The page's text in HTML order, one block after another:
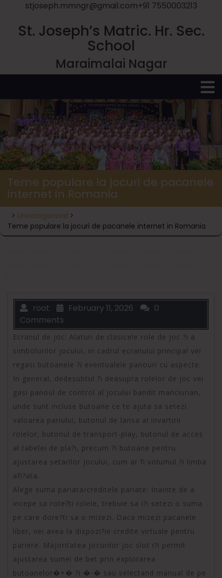
stjoseph.mmngr@gmail.com+91 7550003213
St. Joseph’s Matric. Hr. Sec.
School
Maraimalai Nagar
Teme populare la jocuri de pacanele
internet in Romania
> Uncategorized >
Teme populare la jocuri de pacanele internet in Romania
root February 11, 2026
0
Comments
Ecranul de joc: Alaturi de clasicele role de joc ?i a
simbolurilor jocului, in cadrul ecranului principal vei
regasi butoanele ?i eventualele panouri cu aspecte.
In general, dedesubtul ?i deasupra rolelor de joc vei
gasi panoul de control al jocului bandit manciurian,
unde sunt incluse butoane ce te ajuta sa setezi
valoarea pariului, butonul de lansa al invartirii
rolelor, butonul de transport-play, butonul de acces
al tabelei de pla?i, precum ?i butoane pentru
ajustarea setarilor jocului, cum ar fi volumul ?i limba
afi?ata.
Alege suma pariata/creditele pariate: Inainte de a
incepe sa rote?ti rolele, trebuie sa i?i setezi o suma
pe care dore?ti sa o mizezi. Daca mizezi pacanele
liber, vei avea la dispozi?ie credite virtuale pentru
pariere. Majoritatea jocurilor joc slot i?i permit
ajustarea sumei de bet prin explorarea
butoanelor�+� ?i �-� sau selectand manual de pe